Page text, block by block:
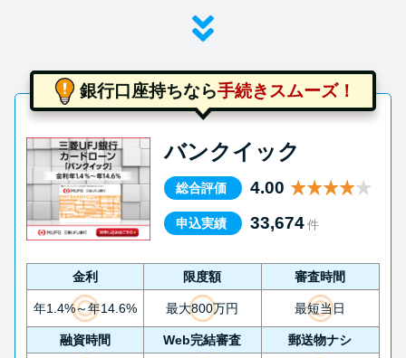
銀行口座持ちなら手続きスムーズ！
バンクイック
総合評価 4.00
申込実績 33,674 件
金利 限度額 審査時間
年1.4%～年14.6% 最大800万円 最短当日
融資時間 Web完結審査 郵送物ナシ